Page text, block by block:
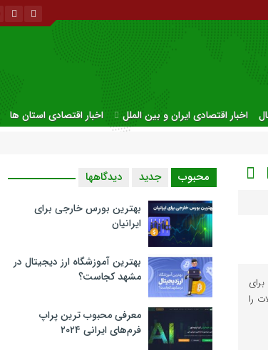
اخبار اقتصادی ایران و بین الملل اخبار اقتصادی استان ها
با ثبت ۹۵۲ همت، برای
معاملات را
محبوب جدید دیدگاهها
بهترین بورس خارجی برای
ایرانیان
بهترین آموزشگاه ارز دیجیتال در
مشهد کجاست؟
معرفی محبوب ترین پراپ
فرم‌های ایرانی ۲۰۲۴